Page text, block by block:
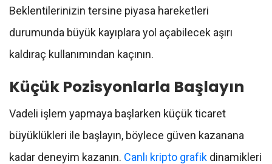
Beklentilerinizin tersine piyasa hareketleri
durumunda büyük kayıplara yol açabilecek aşırı
kaldıraç kullanımından kaçının.
Küçük Pozisyonlarla Başlayın
Vadeli işlem yapmaya başlarken küçük ticaret
büyüklükleri ile başlayın, böylece güven kazanana
kadar deneyim kazanın. Canlı kripto grafik dinamikleri